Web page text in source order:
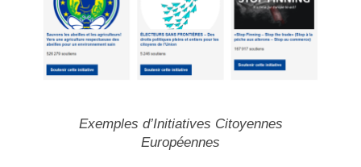
Exemples d’Initiatives Citoyennes
Européennes